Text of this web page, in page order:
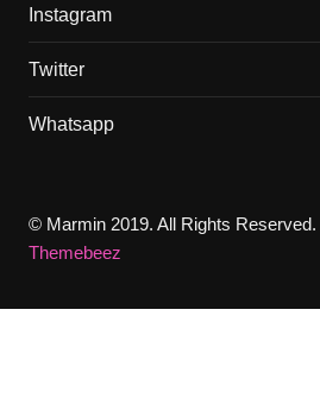
Instagram
Twitter
Whatsapp
© Marmin 2019. All Rights Reserved.
Themebeez